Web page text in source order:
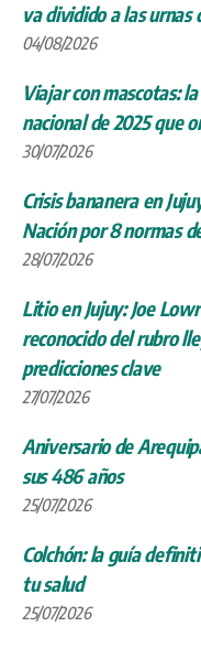
va dividido a las urnas
04/08/2026
Viajar con mascotas:
nacional de 2025 que
30/07/2026
Crisis bananera en
Nación por 8 normas
28/07/2026
Litio en Jujuy: Joe
reconocido del rubro
predicciones clave
27/07/2026
Aniversario de
sus 486 años
25/07/2026
Colchón: la guía
tu salud
25/07/2026